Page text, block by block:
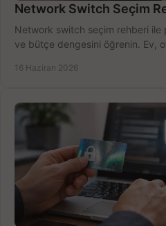
Network Switch Seçim
Network switch seçim rehberi ile
ve bütçe dengesini öğrenin. Ev,
16 Haziran 2026